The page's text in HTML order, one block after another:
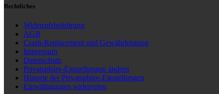
Rechtliches
Widerrufsbelehrung
AGB
Crash-Replacement und Gewährleistung
Impressum
Datenschutz
Privatsphäre-Einstellungen ändern
Historie der Privatsphäre-Einstellungen
Einwilligungen widerrufen